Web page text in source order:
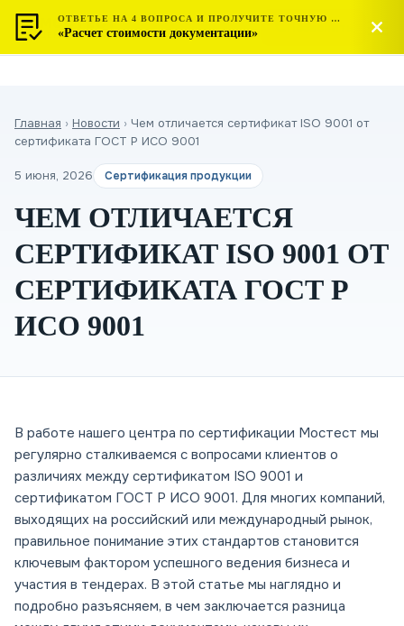
МОСТЕСТ
ЦЕНТР СЕРТИФИКАЦИИ
Главная › Новости › Чем отличается сертификат ISO 9001 от
сертификата ГОСТ Р ИСО 9001
5 июня, 2026 Сертификация продукции
ЧЕМ ОТЛИЧАЕТСЯ
СЕРТИФИКАТ ISO 9001 ОТ
СЕРТИФИКАТА ГОСТ Р
ИСО 9001
В работе нашего центра по сертификации Мостест мы
регулярно сталкиваемся с вопросами клиентов о
различиях между сертификатом ISO 9001 и
сертификатом ГОСТ Р ИСО 9001. Для многих компаний,
выходящих на российский или международный рынок,
правильное понимание этих стандартов становится
ключевым фактором успешного ведения бизнеса и
участия в тендерах. В этой статье мы наглядно и
подробно разъясняем, в чем заключается разница
ОТВЕТЬЕ НА 4 ВОПРОСА И ПРОЛУЧИТЕ ТОЧНУЮ СТОИМОСТЬ
«Расчет стоимости документации»